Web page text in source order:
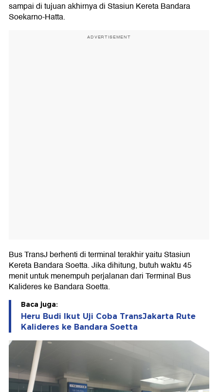
sampai di tujuan akhirnya di Stasiun Kereta Bandara
Soekarno-Hatta.
ADVERTISEMENT
Bus TransJ berhenti di terminal terakhir yaitu Stasiun
Kereta Bandara Soetta. Jika dihitung, butuh waktu 45
menit untuk menempuh perjalanan dari Terminal Bus
Kalideres ke Bandara Soetta.
Baca juga:
Heru Budi Ikut Uji Coba TransJakarta Rute
Kalideres ke Bandara Soetta